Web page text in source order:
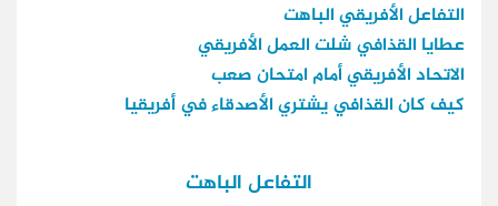
التفاعل الأفريقي الباهت
عطايا القذافي شلت العمل الأفريقي
الاتحاد الأفريقي أمام امتحان صعب
كيف كان القذافي يشتري الأصدقاء في أفريقيا
التفاعل الباهت